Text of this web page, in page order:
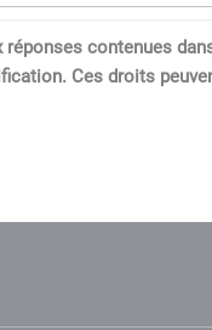
contenues
Ces droits